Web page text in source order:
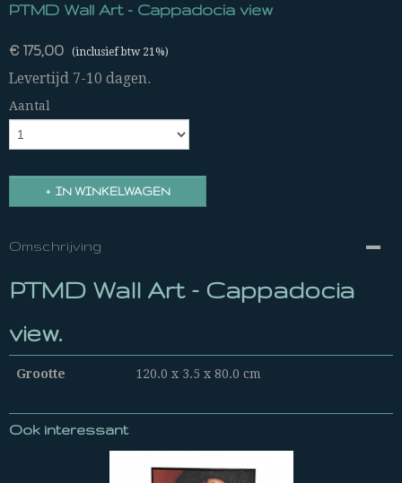
PTMD Wall Art - Cappadocia view
€ 175,00 (inclusief btw 21%)
Levertijd 7-10 dagen.
Aantal
IN WINKELWAGEN
Omschrijving
PTMD Wall Art - Cappadocia
view.
Grootte 120.0 x 3.5 x 80.0 cm
Ook interessant